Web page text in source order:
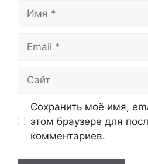
Имя
Email
Сайт
Сохранить моё имя,
этом браузере для
комментариев.